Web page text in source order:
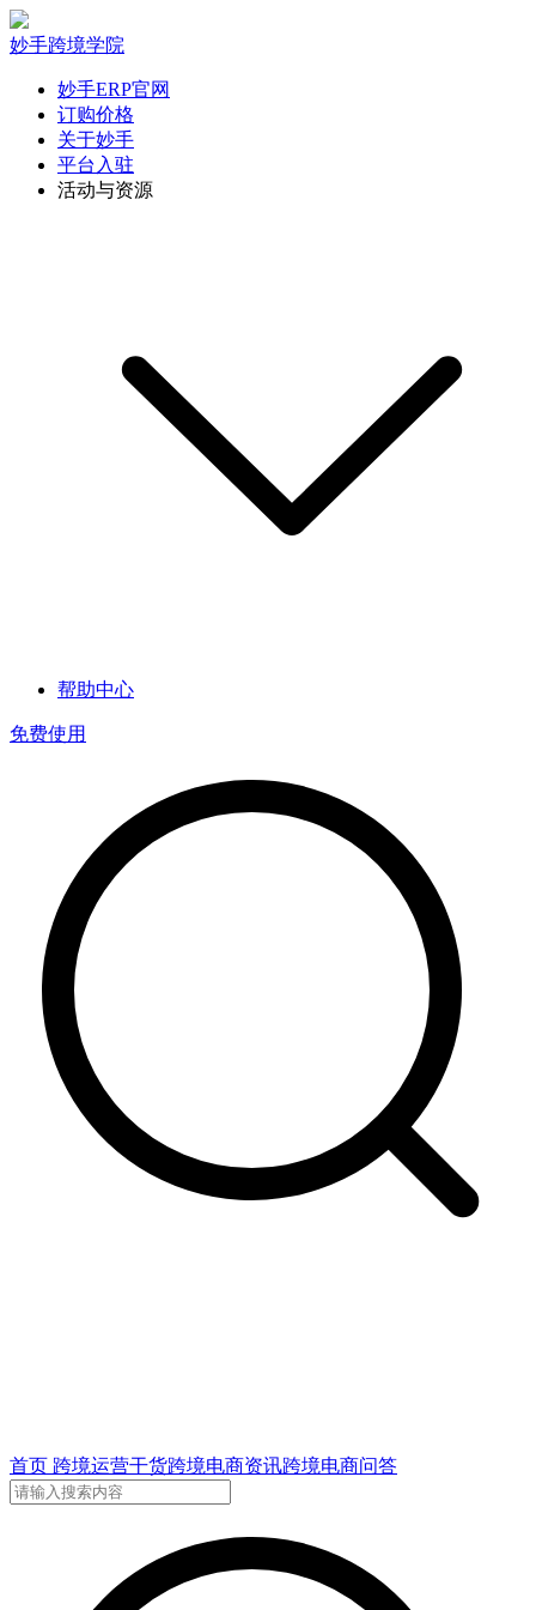
妙手跨境学院
妙手ERP官网
订购价格
关于妙手
平台入驻
活动与资源
帮助中心
免费使用
首页 跨境运营干货跨境电商资讯跨境电商问答